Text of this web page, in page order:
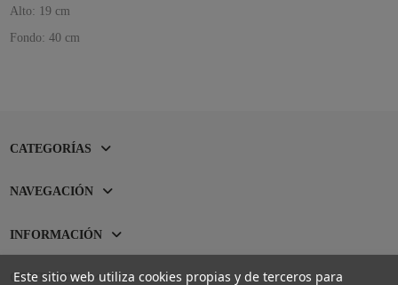
Alto: 19 cm
Fondo: 40 cm
CATEGORÍAS
NAVEGACIÓN
INFORMACIÓN
CONTACTO
Este sitio web utiliza cookies propias y de terceros para